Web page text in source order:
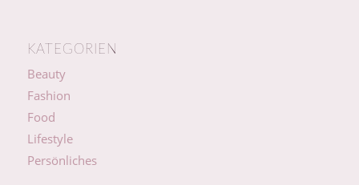
KATEGORIEN
Beauty
Fashion
Food
Lifestyle
Persönliches